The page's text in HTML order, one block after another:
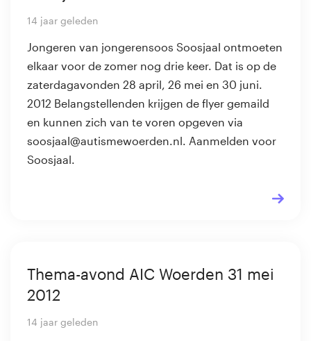
14 jaar geleden
Jongeren van jongerensoos Soosjaal ontmoeten
elkaar voor de zomer nog drie keer. Dat is op de
zaterdagavonden 28 april, 26 mei en 30 juni.
2012 Belangstellenden krijgen de flyer gemaild
en kunnen zich van te voren opgeven via
soosjaal@autismewoerden.nl. Aanmelden voor
Soosjaal.
Thema-avond AIC Woerden 31 mei
2012
14 jaar geleden